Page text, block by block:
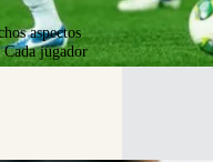
aspectos
jugador